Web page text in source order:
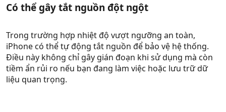
Có thể gây tắt nguồn đột ngột​
Trong trường hợp nhiệt độ vượt ngưỡng an toàn,
iPhone có thể tự động tắt nguồn để bảo vệ hệ thống.
Điều này không chỉ gây gián đoạn khi sử dụng mà còn
tiềm ẩn rủi ro nếu bạn đang làm việc hoặc lưu trữ dữ
liệu quan trọng.